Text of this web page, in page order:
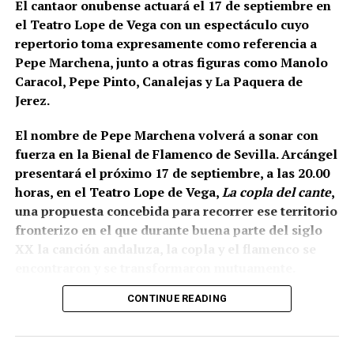
inicialmente servía como refuerzo o contrafuerte y
que posteriormente adquirió función de antemuro o
barbacana.Entre ambas estructuras se fueron
colocando rellenos de tierra separados por
tongadas de cal hasta conformar la liza,
documentada a una cota de 133,48 metros sobre el
nivel del mar.
El cantaor onubense actuará el 17 de septiembre en
el Teatro Lope de Vega con un espectáculo cuyo
repertorio toma expresamente como referencia a
Pepe Marchena, junto a otras figuras como Manolo
Caracol, Pepe Pinto, Canalejas y La Paquera de
Jerez.
El nombre de Pepe Marchena volverá a sonar con
fuerza en la Bienal de Flamenco de Sevilla. Arcángel
presentará el próximo 17 de septiembre, a las 20.00
horas, en el Teatro Lope de Vega,La copla del cante,
una propuesta concebida para recorrer ese territorio
fronterizo en el que durante buena parte del siglo
XX la canción andaluza, la copla y el flamenco se
La propia organización ha definido el espectáculo
entre flamenco y copla, pero existe un dato
CONTINUE READING